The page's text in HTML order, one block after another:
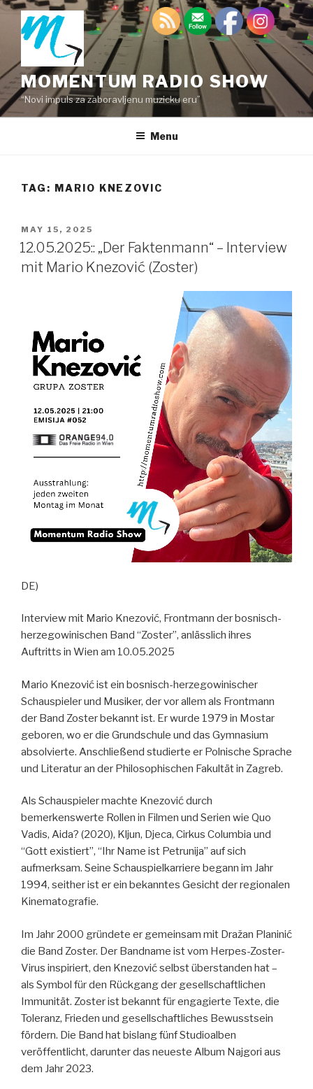
Skip
content
MOMENTUM RADIO SHOW
“Novi impuls za zaboravljenu muzicku eru”
Menu
TAG: MARIO KNEZOVIC
POSTED
ON
MAY 15, 2025
12.05.2025:: „Der Faktenmann“ – Interview
mit Mario Knezović (Zoster)
DE)
Interview mit Mario Knezović, Frontmann der bosnisch-
herzegowinischen Band “Zoster”, anlässlich ihres
Auftritts in Wien am 10.05.2025
Mario Knezović ist ein bosnisch-herzegowinischer
Schauspieler und Musiker, der vor allem als Frontmann
der Band Zoster bekannt ist. Er wurde 1979 in Mostar
geboren, wo er die Grundschule und das Gymnasium
absolvierte. Anschließend studierte er Polnische Sprache
und Literatur an der Philosophischen Fakultät in Zagreb.
Als Schauspieler machte Knezović durch
bemerkenswerte Rollen in Filmen und Serien wie Quo
Vadis, Aida? (2020), Kljun, Djeca, Cirkus Columbia und
“Gott existiert”, “Ihr Name ist Petrunija” auf sich
aufmerksam. Seine Schauspielkarriere begann im Jahr
1994, seither ist er ein bekanntes Gesicht der regionalen
Kinematografie.
Im Jahr 2000 gründete er gemeinsam mit Dražan Planinić
die Band Zoster. Der Bandname ist vom Herpes-Zoster-
Virus inspiriert, den Knezović selbst überstanden hat –
als Symbol für den Rückgang der gesellschaftlichen
Immunität. Zoster ist bekannt für engagierte Texte, die
Toleranz, Frieden und gesellschaftliches Bewusstsein
fördern. Die Band hat bislang fünf Studioalben
veröffentlicht, darunter das neueste Album Najgori aus
dem Jahr 2023.